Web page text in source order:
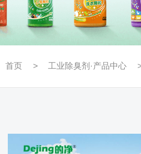
首页 工业除臭剂·产品中心